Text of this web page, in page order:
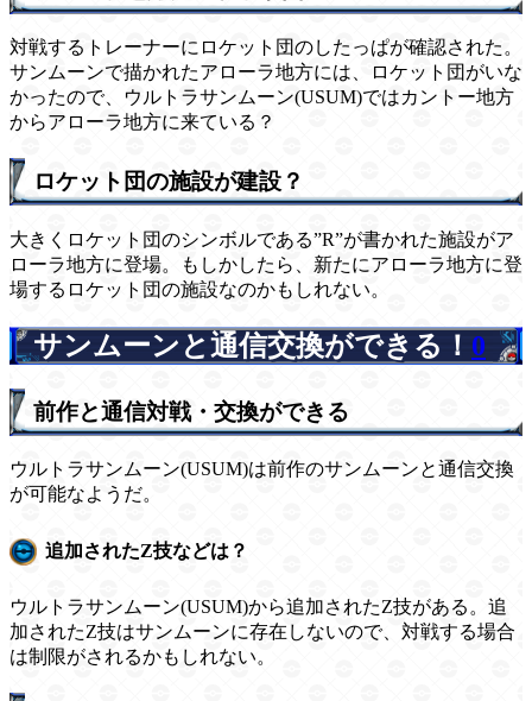
対戦するトレーナーにロケット団のしたっぱが確認された。
サンムーンで描かれたアローラ地方には、ロケット団がいな
かったので、ウルトラサンムーン(USUM)ではカントー地方
からアローラ地方に来ている？
ロケット団の施設が建設？
大きくロケット団のシンボルである”R”が書かれた施設がア
ローラ地方に登場。もしかしたら、新たにアローラ地方に登
場するロケット団の施設なのかもしれない。
サンムーンと通信交換ができる！ 0
前作と通信対戦・交換ができる
ウルトラサンムーン(USUM)は前作のサンムーンと通信交換
が可能なようだ。
追加されたZ技などは？
ウルトラサンムーン(USUM)から追加されたZ技がある。追
加されたZ技はサンムーンに存在しないので、対戦する場合
は制限がされるかもしれない。